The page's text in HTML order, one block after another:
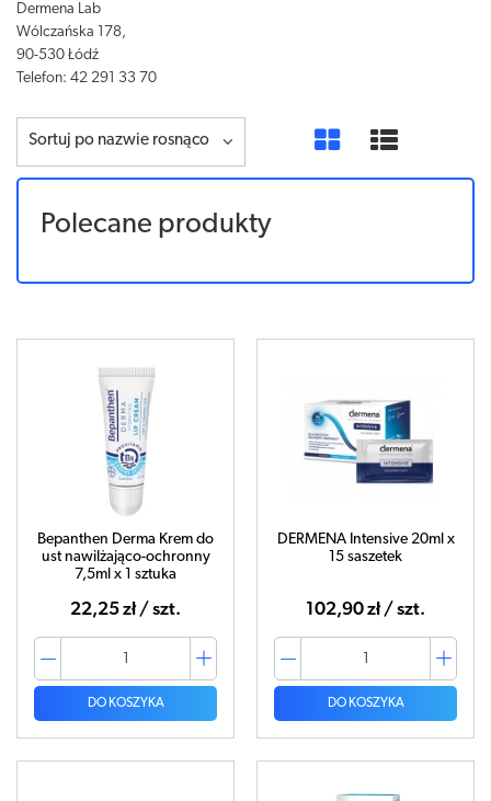
Dermena Lab
Wólczańska 178,
90-530 Łódź
Telefon: 42 291 33 70
Sortuj po nazwie rosnąco
Polecane produkty
Bepanthen Derma Krem do
ust nawilżająco-ochronny
7,5ml x 1 sztuka
22,25 zł / szt.
DO KOSZYKA
DERMENA Intensive 20ml x
15 saszetek
102,90 zł / szt.
DO KOSZYKA